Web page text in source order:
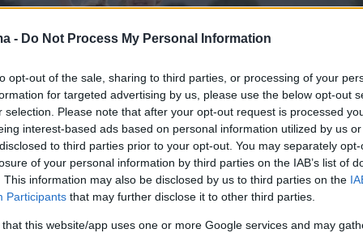
- Do Not Process My Personal Information
opt-out of the sale, sharing to third parties, or processing of your
for targeted advertising by us, please use the below opt-out
selection. Please note that after your opt-out request is processed
interest-based ads based on personal information utilized by us
to third parties prior to your opt-out. You may separately
of your personal information by third parties on the IAB’s list of
This information may also be disclosed by us to third parties on the
Participants that may further disclose it to other third parties.
that this website/app uses one or more Google services and may